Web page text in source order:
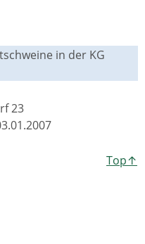
in der KG
23
Top↑